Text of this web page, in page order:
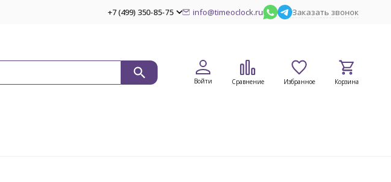
+7 (499) 350-85-75 info@timeoclock.ru Заказать звонок
Войти Сравнение Избранное Корзина